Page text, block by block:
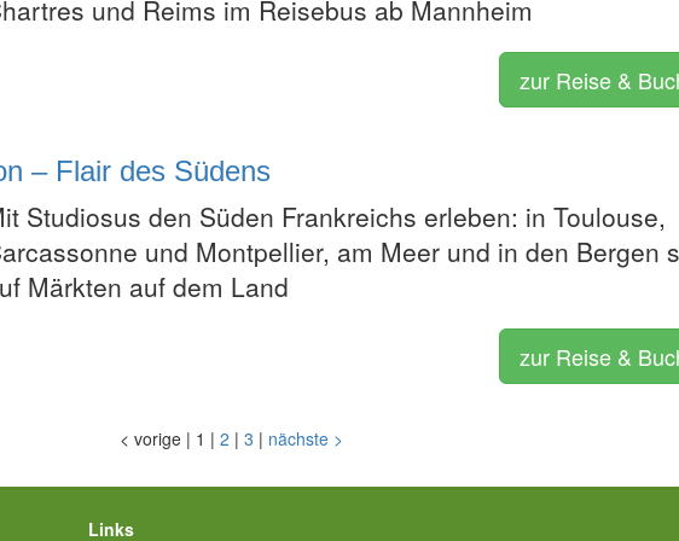
und Reims im Reisebus ab Mannheim
zur Reise &
– Flair des Südens
Studiosus den Süden Frankreichs erleben: in Toulouse,
und Montpellier, am Meer und in den Bergen
Märkten auf dem Land
zur Reise &
<vorige | 1 | 2 | 3 | nächste >
Links